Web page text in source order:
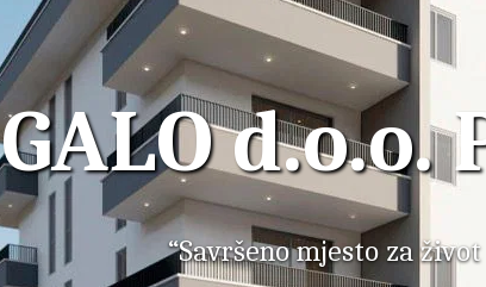
GALO d.o.o.
“Savršeno mjesto za život